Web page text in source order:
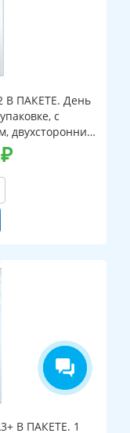
ПАКЕТЕ. День
с
двухсторонний,
₽
В ПАКЕТЕ. 1